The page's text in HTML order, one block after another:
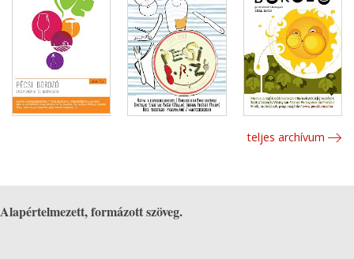
teljes archívum
Alapértelmezett, formázott szöveg.